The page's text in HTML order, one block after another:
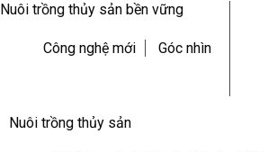
Nuôi trồng thủy sản bền vững
Công nghệ mới Góc nhìn
Nuôi trồng thủy sản